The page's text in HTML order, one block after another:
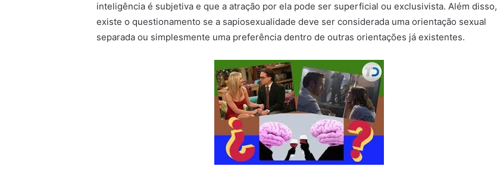
inteligência é subjetiva e que a atração por ela pode ser superficial ou exclusivista. Além disso,
existe o questionamento se a sapiosexualidade deve ser considerada uma orientação sexual
separada ou simplesmente uma preferência dentro de outras orientações já existentes.